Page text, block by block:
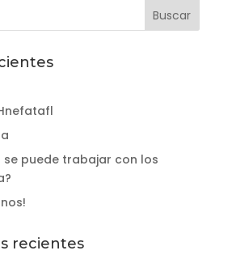
se puede trabajar con los
recientes